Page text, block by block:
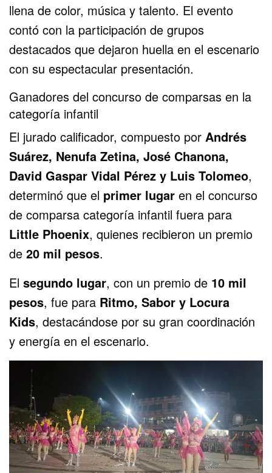
llena de color, música y talento. El evento
contó con la participación de grupos
destacados que dejaron huella en el escenario
con su espectacular presentación.
Ganadores del concurso de comparsas en la
categoría infantil
El jurado calificador, compuesto por Andrés
Suárez, Nenufa Zetina, José Chanona,
David Gaspar Vidal Pérez y Luis Tolomeo,
determinó que el primer lugar en el concurso
de comparsa categoría infantil fuera para
Little Phoenix, quienes recibieron un premio
de20 mil pesos.
Elsegundo lugar, con un premio de 10 mil
pesos, fue para Ritmo, Sabor y Locura
Kids, destacándose por su gran coordinación
y energía en el escenario.